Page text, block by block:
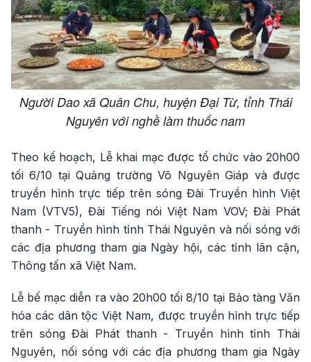
Người Dao xã Quân Chu, huyện Đại Từ, tỉnh Thái
Nguyên với nghề làm thuốc nam
Theo kế hoạch, Lễ khai mạc được tổ chức vào 20h00
tối 6/10 tại Quảng trường Võ Nguyên Giáp và được
truyền hình trực tiếp trên sóng Đài Truyền hình Việt
Nam (VTV5), Đài Tiếng nói Việt Nam VOV; Đài Phát
thanh - Truyền hình tỉnh Thái Nguyên và nối sóng với
các địa phương tham gia Ngày hội, các tỉnh lân cận,
Thông tấn xã Việt Nam.
Lễ bế mạc diễn ra vào 20h00 tối 8/10 tại Bảo tàng Văn
hóa các dân tộc Việt Nam, được truyền hình trực tiếp
trên sóng Đài Phát thanh - Truyền hình tỉnh Thái
Nguyên, nối sóng với các địa phương tham gia Ngày